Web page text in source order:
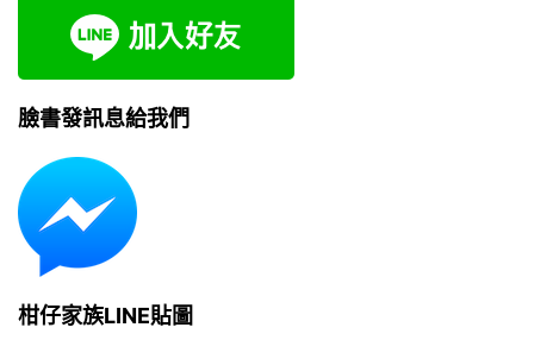
臉書發訊息給我們
柑仔家族LINE貼圖